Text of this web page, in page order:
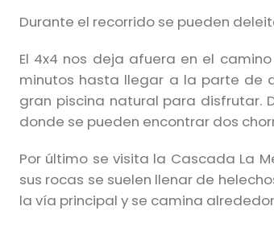
Durante el recorrido se pueden
El 4x4 nos deja afuera en el
minutos hasta llegar a la parte de
gran piscina natural para disfrutar.
donde se pueden encontrar dos
Por último se visita la Cascada La
sus rocas se suelen llenar de
la vía principal y se camina